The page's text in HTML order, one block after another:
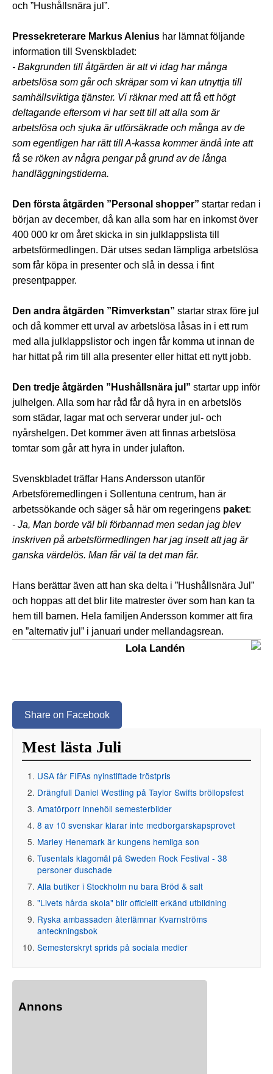
och ”Hushållsnära jul”.
Pressekreterare Markus Alenius har lämnat följande
information till Svenskbladet:
- Bakgrunden till åtgärden är att vi idag har många
arbetslösa som går och skräpar som vi kan utnyttja till
samhällsviktiga tjänster. Vi räknar med att få ett högt
deltagande eftersom vi har sett till att alla som är
arbetslösa och sjuka är utförsäkrade och många av de
som egentligen har rätt till A-kassa kommer ändå inte att
få se röken av några pengar på grund av de långa
handläggningstiderna.
Den första åtgärden ”Personal shopper” startar redan i
början av december, då kan alla som har en inkomst över
400 000 kr om året skicka in sin julklappslista till
arbetsförmedlingen. Där utses sedan lämpliga arbetslösa
som får köpa in presenter och slå in dessa i fint
presentpapper.
Den andra åtgärden ”Rimverkstan” startar strax före jul
och då kommer ett urval av arbetslösa låsas in i ett rum
med alla julklappslistor och ingen får komma ut innan de
har hittat på rim till alla presenter eller hittat ett nytt jobb.
Den tredje åtgärden ”Hushållsnära jul” startar upp inför
julhelgen. Alla som har råd får då hyra in en arbetslös
som städar, lagar mat och serverar under jul- och
nyårshelgen. Det kommer även att finnas arbetslösa
tomtar som går att hyra in under julafton.
Svenskbladet träffar Hans Andersson utanför
Arbetsföremedlingen i Sollentuna centrum, han är
arbetssökande och säger så här om regeringens paket:
- Ja, Man borde väl bli förbannad men sedan jag blev
inskriven på arbetsförmedlingen har jag insett att jag är
ganska värdelös. Man får väl ta det man får.
Hans berättar även att han ska delta i ”Hushållsnära Jul”
och hoppas att det blir lite matrester över som han kan ta
hem till barnen. Hela familjen Andersson kommer att fira
en ”alternativ jul” i januari under mellandagsrean.
Lola Landén
Share on Facebook
Mest lästa Juli
USA får FIFAs nyinstiftade tröstpris
Drängfull Daniel Westling på Taylor Swifts bröllopsfest
Amatörporr innehöll semesterbilder
8 av 10 svenskar klarar inte medborgarskapsprovet
Marley Henemark är kungens hemliga son
Tusentals klagomål på Sweden Rock Festival - 38
personer duschade
Alla butiker i Stockholm nu bara Bröd & salt
"Livets hårda skola" blir officiellt erkänd utbildning
Ryska ambassaden återlämnar Kvarnströms
anteckningsbok
Semesterskryt sprids på sociala medier
Annons